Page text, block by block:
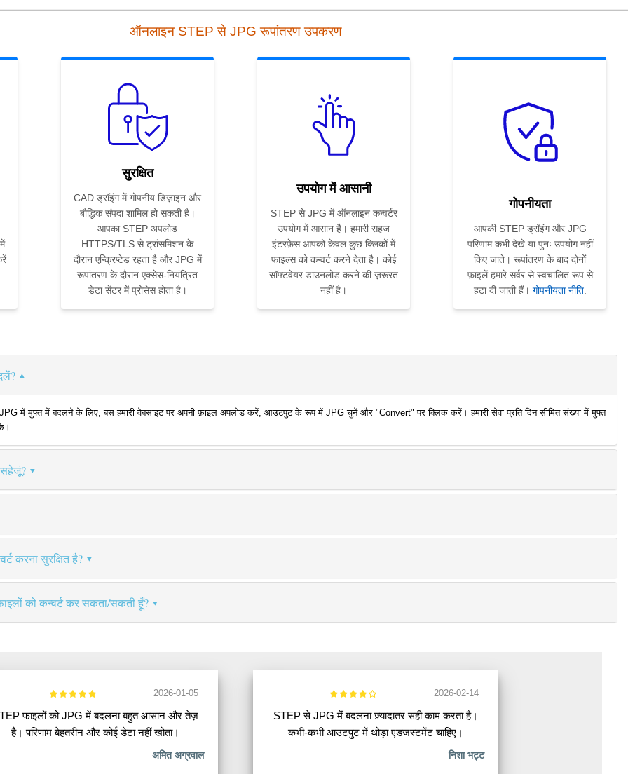
ऑनलाइन STEP से JPG रूपांतरण उपकरण
सुरक्षित
CAD ड्रॉइंग में गोपनीय डिज़ाइन और
बौद्धिक संपदा शामिल हो सकती है।
आपका STEP अपलोड
HTTPS/TLS से ट्रांसमिशन के
दौरान एन्क्रिप्टेड रहता है और JPG में
रूपांतरण के दौरान एक्सेस-नियंत्रित
डेटा सेंटर में प्रोसेस होता है।
उपयोग में आसानी
STEP से JPG में ऑनलाइन कन्वर्टर
उपयोग में आसान है। हमारी सहज
इंटरफ़ेस आपको केवल कुछ क्लिकों में
फाइल्स को कन्वर्ट करने देता है। कोई
सॉफ्टवेयर डाउनलोड करने की ज़रूरत
नहीं है।
गोपनीयता
आपकी STEP ड्रॉइंग और JPG
परिणाम कभी देखे या पुनः उपयोग नहीं
किए जाते। रूपांतरण के बाद दोनों
फ़ाइलें हमारे सर्वर से स्वचालित रूप से
हटा दी जाती हैं। गोपनीयता नीति.
में मुफ्त में बदलने के लिए, बस हमारी वेबसाइट पर अपनी फ़ाइल अपलोड करें, आउटपुट के रूप में JPG चुनें और "Convert" पर क्लिक करें। हमारी सेवा प्रति दिन सीमित संख्या में मुफ्त
करना सुरक्षित है?
को कन्वर्ट कर सकता/सकती हूँ?
2026-01-05
फाइलों को JPG में बदलना बहुत आसान और तेज़
है। परिणाम बेहतरीन और कोई डेटा नहीं खोता।
अमित अग्रवाल
2026-02-14
STEP से JPG में बदलना ज़्यादातर सही काम करता है।
कभी-कभी आउटपुट में थोड़ा एडजस्टमेंट चाहिए।
निशा भट्ट